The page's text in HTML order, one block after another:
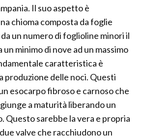
Il suo aspetto è
chioma composta da foglie
un numero di foglioline minori il
un minimo di nove ad un massimo
caratteristica è
produzione delle noci. Questi
esocarpo fibroso e carnoso che
a maturità liberando un
Questo sarebbe la vera e propria
valve che racchiudono un